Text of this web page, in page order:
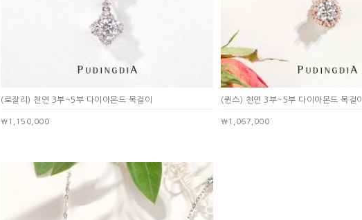
(로잘리) 천연 3부~5부 다이아몬드 목걸이
￦1,150,000
(퀸스) 천연 3부~5부 다이아몬드 목걸이
￦1,067,000